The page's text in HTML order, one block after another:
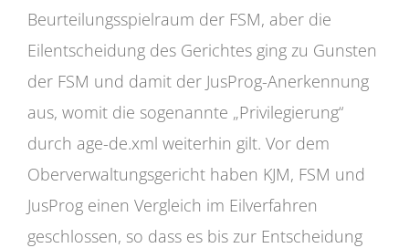
Beurteilungsspielraum der FSM, aber die
Eilentscheidung des Gerichtes ging zu Gunsten
der FSM und damit der JusProg-Anerkennung
aus, womit die sogenannte „Privilegierung“
durch age-de.xml weiterhin gilt. Vor dem
Oberverwaltungsgericht haben KJM, FSM und
JusProg einen Vergleich im Eilverfahren
geschlossen, so dass es bis zur Entscheidung